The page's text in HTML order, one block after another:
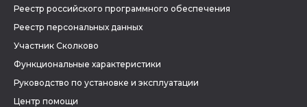
Реестр российского программного обеспечения
Реестр персональных данных
Участник Сколково
Функциональные характеристики
Руководство по установке и эксплуатации
Центр помощи